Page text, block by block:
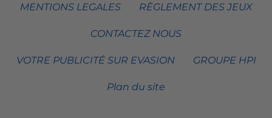
MENTIONS LEGALES RÈGLEMENT DES JEUX
CONTACTEZ NOUS
VOTRE PUBLICITÉ SUR EVASION GROUPE HPI
Plan du site